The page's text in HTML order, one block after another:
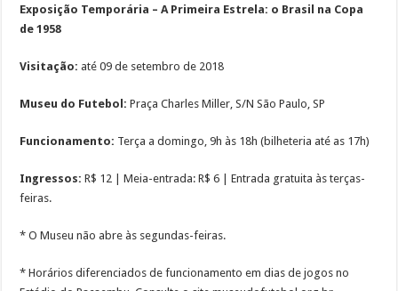
Exposição Temporária – A Primeira Estrela: o Brasil na Copa
de 1958
Visitação: até 09 de setembro de 2018
Museu do Futebol: Praça Charles Miller, S/N São Paulo, SP
Funcionamento: Terça a domingo, 9h às 18h (bilheteria até as 17h)
Ingressos: R$ 12 | Meia-entrada: R$ 6 | Entrada gratuita às terças-
feiras.
* O Museu não abre às segundas-feiras.
* Horários diferenciados de funcionamento em dias de jogos no